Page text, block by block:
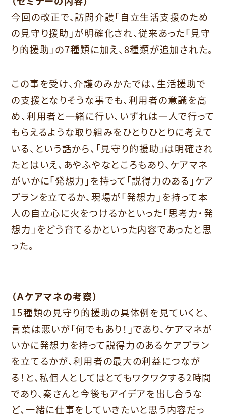
今回の改正で、訪問介護「自立生活支援のため
の見守り援助」が明確化され、従来あった「見守
り的援助」の7種類に加え、 8種類が追加された。
この事を受け、介護のみかたでは、 生活援助で
の支援となりそうな事でも、利用者の意識を高
め、利用者と一緒に行い、 いずれは一人で行って
もらえるような取り組みをひとりひとりに考えて
いる、という話から、「見守り的援助」は明確され
たとはいえ、あやふやなところもあり、ケアマネ
がいかに「発想力」を持って「説得力のある」ケア
プランを立てるか、現場が「発想力」 を持って本
人の自立心に火をつけるかといった「思考力・発
想力」 をどう育てるかといった内容であったと思
った。
（Ａケアマネの考察）
15種類の見守り的援助の具体例を見ていくと、
言葉は悪いが「何でもあり！」であり、 ケアマネが
いかに発想力を持って説得力のあるケアプラン
を立てるかが、利用者の最大の利益につなが
る！と、私個人としてはとてもワクワクする2時間
であり、秦さんと今後もアイデアを出し合うな
ど、 一緒に仕事をしていきたいと思う内容だっ